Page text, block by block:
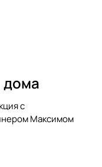
дома
с
Максимом